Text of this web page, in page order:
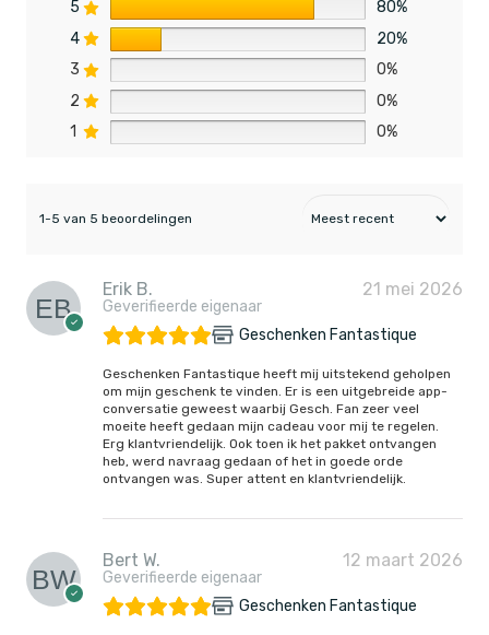
5
80%
4
20%
3
0%
2
0%
1
0%
1-5 van 5 beoordelingen
Erik B.
Geverifieerde eigenaar
21 mei 2026
Geschenken Fantastique
Geschenken Fantastique heeft mij uitstekend geholpen
om mijn geschenk te vinden. Er is een uitgebreide app-
conversatie geweest waarbij Gesch. Fan zeer veel
moeite heeft gedaan mijn cadeau voor mij te regelen.
Erg klantvriendelijk. Ook toen ik het pakket ontvangen
heb, werd navraag gedaan of het in goede orde
ontvangen was. Super attent en klantvriendelijk.
Bert W.
Geverifieerde eigenaar
12 maart 2026
Geschenken Fantastique